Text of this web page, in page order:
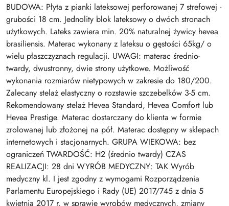
BUDOWA: Płyta z pianki lateksowej perforowanej 7 strefowej -
grubości 18 cm. Jednolity blok lateksowy o dwóch stronach
użytkowych. Lateks zawiera min. 20% naturalnej żywicy hevea
brasiliensis. Materac wykonany z lateksu o gęstości 65kg/ o
wielu płaszczyznach regulacji. UWAGI: materac średnio-
twardy, dwustronny, dwie strony użytkowe. Możliwość
wykonania rozmiarów nietypowych w zakresie do 180/200.
Zalecany stelaż elastyczny o rozstawie szczebelków 3-5 cm.
Rekomendowany stelaż Hevea Standard, Hevea Comfort lub
Hevea Prestige. Materac dostarczany do klienta w formie
zrolowanej lub złożonej na pół. Materac dostępny w sklepach
internetowych i stacjonarnych. GRUPA WIEKOWA: bez
ograniczeń TWARDOŚĆ: H2 (średnio twardy) CZAS
REALIZACJI: 28 dni WYRÓB MEDYCZNY: TAK Wyrób
medyczny kl. I jest zgodny z wymogami Rozporządzenia
Parlamentu Europejskiego i Rady (UE) 2017/745 z dnia 5
kwietnia 2017 r. w sprawie wyrobów medycznych, zmiany